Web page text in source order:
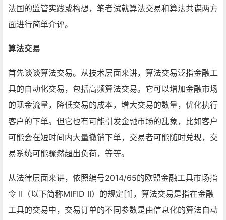
法国的监管实践或构想，笔者试就算法交易和算法共谋两方
面进行简单介评。
算法交易
首先谈谈算法交易。从技术层面来讲，算法交易泛指金融工
具的自动化交易，包括高频算法交易。它可以增加金融市场
的现金流量，降低交易的成本，增大交易的数量，优化执行
客户的下单。但它也有可能引发金融市场的乱象，比如客户
可能会在短时间内大量撤销下单，交易者可能随时兑现，交
易系统可能骤然超出负荷，等等。
从法律层面来讲，依照编号2014/65的欧盟金融工具市场指
令 II（以下简称MIFID II）的规定[1]，算法交易是指在金融
工具的交易中，交易订单的不同参数是由信息化的算法自动